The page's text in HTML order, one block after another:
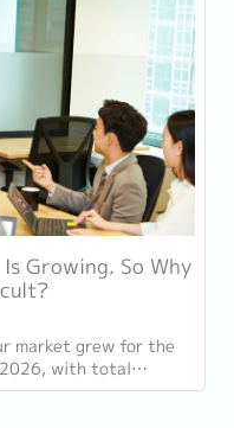
Growing. So Why
market grew for the
with total
(73,300...